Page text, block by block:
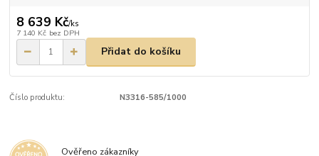
8 639 Kč/ks
7 140 Kč bez DPH
Přidat do košíku
Číslo produktu: N3316-585/1000
Ověřeno zákazníky